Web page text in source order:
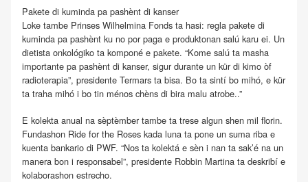
Pakete di kuminda pa pashènt di kanser
Loke tambe Prinses Wilhelmina Fonds ta hasi: regla pakete di
kuminda pa pashènt ku no por paga e produktonan salú karu ei. Un
dietista onkológiko ta komponé e pakete. “Kome salú ta masha
importante pa pashènt di kanser, sigur durante un kür di kimo òf
radioterapia”, presidente Termars ta bisa. Bo ta sintí bo mihó, e kür
ta traha mihó i bo tin ménos chèns di bira malu atrobe..”
E kolekta anual na sèptèmber tambe ta trese algun shen mil florin.
Fundashon Ride for the Roses kada luna ta pone un suma riba e
kuenta bankario di PWF. “Nos ta kolektá e sèn i nan ta sak’é na un
manera bon i responsabel”, presidente Robbin Martina ta deskribí e
kolaborashon estrecho.